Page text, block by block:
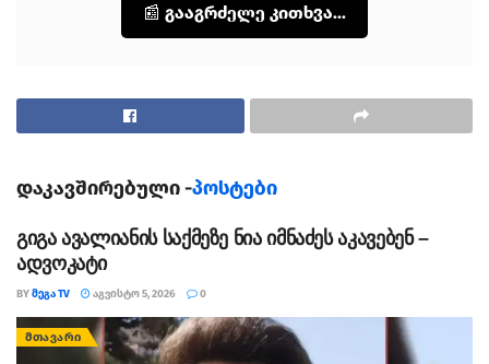
📰 გააგრძელე კითხვა...
დაკავშირებული -პოსტები
გიგა ავალიანის საქმეზე ნია იმნაძეს აკავებენ –
ადვოკატი
BYᲛᲔᲒᲐ TV ᲐᲒᲕᲘᲡᲢᲝ 5, 2026 0
ᲛᲗᲐᲕᲐᲠᲘ